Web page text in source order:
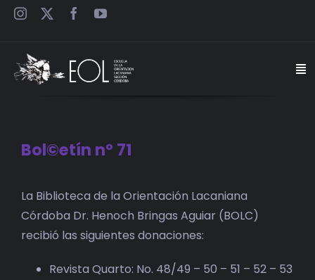
Saltar
SEMINARIOS
Bol©etín n° 71
La Biblioteca de la Orientación Lacaniana
Córdoba Dr. Henoch Bringas Aguiar (BOLC)
recibió las siguientes donaciones:
Revista Quarto: No. 48/49 – 50 – 51 – 52 – 53